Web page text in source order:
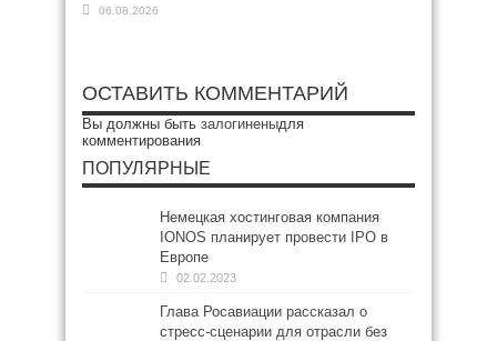
06.08.2026
ОСТАВИТЬ КОММЕНТАРИЙ
Вы должны быть залогиненыдля
комментирования
ПОПУЛЯРНЫЕ
Немецкая хостинговая компания
IONOS планирует провести IPO в
Европе
02.02.2023
Глава Росавиации рассказал о
стресс-сценарии для отрасли без